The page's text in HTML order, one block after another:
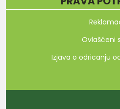
Ovlašćeni
Izjava o odricanju